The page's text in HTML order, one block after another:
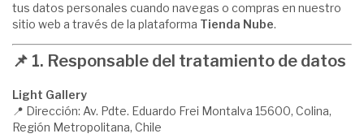
tus datos personales cuando navegas o compras en nuestro
sitio web a través de la plataforma Tienda Nube.
📌 1. Responsable del tratamiento de datos
Light Gallery
📍 Dirección: Av. Pdte. Eduardo Frei Montalva 15600, Colina,
Región Metropolitana, Chile